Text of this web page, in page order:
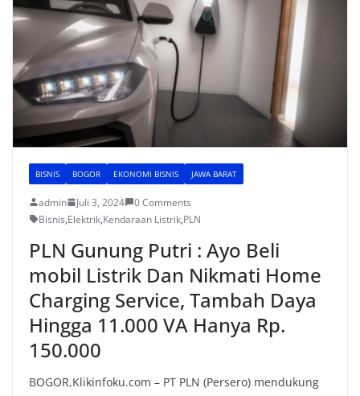
BISNIS BOGOR EKONOMI BISNIS JAWA BARAT
admin Juli 3, 2024
0 Comments
Bisnis,Elektrik,Kendaraan Listrik,PLN
PLN Gunung Putri : Ayo Beli
mobil Listrik Dan Nikmati Home
Charging Service, Tambah Daya
Hingga 11.000 VA Hanya Rp.
150.000
BOGOR,Klikinfoku.com – PT PLN (Persero) mendukung